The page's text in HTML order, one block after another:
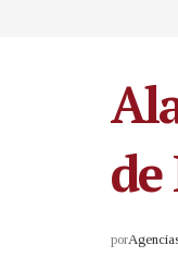
de
por